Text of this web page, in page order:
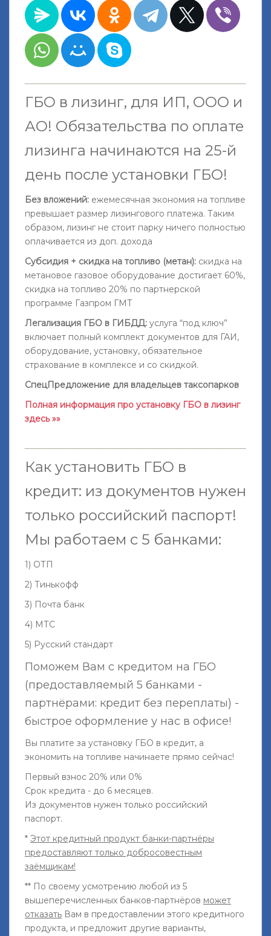
ГБО в лизинг, для ИП, ООО и
АО! Обязательства по оплате
лизинга начинаются на 25-й
день после установки ГБО!
Без вложений: ежемесячная экономия на топливе
превышает размер лизингового платежа. Таким
образом, лизинг не стоит парку ничего полностью
оплачивается из доп. дохода
Субсидия + скидка на топливо (метан): скидка на
метановое газовое оборудование достигает 60%,
скидка на топливо 20% по партнерской
программе Газпром ГМТ
Легализация ГБО в ГИБДД: услуга “под ключ”
включает полный комплект документов для ГАИ,
оборудование, установку, обязательное
страхование в комплексе и со скидкой.
СпецПредложение для владельцев таксопарков
Полная информация про установку ГБО в лизинг
здесь »»
Как установить ГБО в
кредит: из документов нужен
только российский паспорт!
Мы работаем с 5 банками:
1) ОТП
2) Тинькофф
3) Почта банк
4) МТС
5) Русский стандарт
Поможем Вам с кредитом на ГБО
(предоставляемый 5 банками -
партнёрами: кредит без переплаты) -
быстрое оформление у нас в офисе!
Вы платите за установку ГБО в кредит, а
экономить на топливе начинаете прямо сейчас!
Первый взнос 20% или 0%
Срок кредита - до 6 месяцев.
Из документов нужен только российский
паспорт.
* Этот кредитный продукт банки-партнёры
предоставляют только добросовестным
заёмщикам!
** По своему усмотрению любой из 5
вышеперечисленных банков-партнёров может
отказать Вам в предоставлении этого кредитного
продукта, и предложит другие варианты,